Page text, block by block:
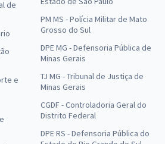
de
e
PM MS - Polícia Militar de Mato
Grosso do Sul
DPE MG - Defensoria Pública de
Minas Gerais
TJ MG - Tribunal de Justiça de
Minas Gerais
CGDF - Controladoria Geral do
Distrito Federal
DPE RS - Defensoria Pública do